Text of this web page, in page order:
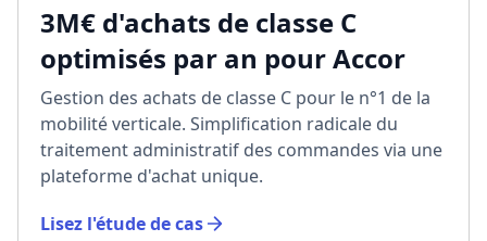
3M€ d'achats de classe C
optimisés par an pour Accor
Gestion des achats de classe C pour le n°1 de la
mobilité verticale. Simplification radicale du
traitement administratif des commandes via une
plateforme d'achat unique.
Lisez l'étude de cas